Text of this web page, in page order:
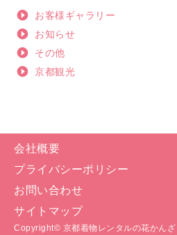
お客様ギャラリー
お知らせ
その他
京都観光
会社概要
プライバシーポリシー
お問い合わせ
サイトマップ
Copyright© 京都着物レンタルの花かんざ